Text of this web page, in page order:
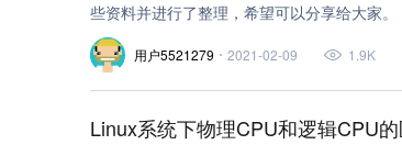
些资料并进行了整理，希望可以分享给大家。
用户5521279 2021-02-09 1.9K
Linux系统下物理CPU和逻辑CPU